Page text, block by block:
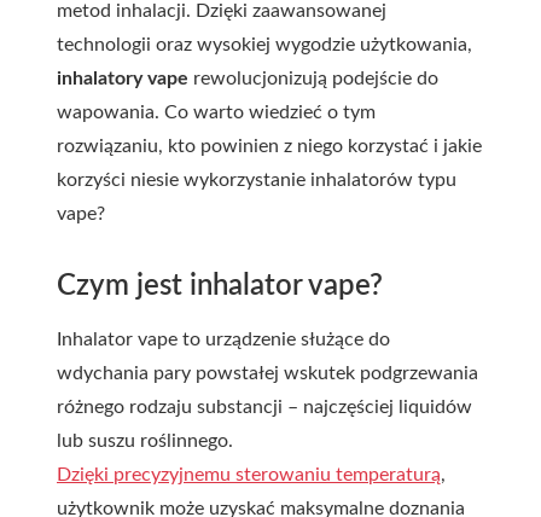
metod inhalacji. Dzięki zaawansowanej
technologii oraz wysokiej wygodzie użytkowania,
inhalatory vape rewolucjonizują podejście do
wapowania. Co warto wiedzieć o tym
rozwiązaniu, kto powinien z niego korzystać i jakie
korzyści niesie wykorzystanie inhalatorów typu
vape?
Czym jest inhalator vape?
Inhalator vape to urządzenie służące do
wdychania pary powstałej wskutek podgrzewania
różnego rodzaju substancji – najczęściej liquidów
lub suszu roślinnego.
Dzięki precyzyjnemu sterowaniu temperaturą,
użytkownik może uzyskać maksymalne doznania